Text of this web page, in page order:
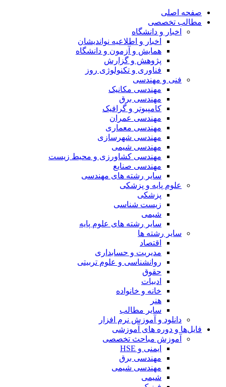
صفحه اصلی
مطالب تخصصی
اخبار و دانشگاه
اخبار و اطلاعیه نواندیشان
همایش و آزمون و دانشگاه
پژوهش و گزارش
فناوری و تکنولوژی روز
فنی و مهندسی
مهندسی مکانیک
مهندسی برق
کامپیوتر و گرافیک
مهندسی عمران
مهندسی معماری
مهندسی شهرسازی
مهندسی شیمی
مهندسی کشاورزی و محیط زیست
مهندسی صنایع
سایر رشته های مهندسی
علوم پایه و پزشکی
پزشکی
زیست شناسی
شیمی
سایر رشته های علوم پایه
سایر رشته ها
اقتصاد
مدیریت و حسابداری
روانشناسی و علوم تربیتی
حقوق
ادبیات
خانه و خانواده
هنر
سایر مطالب
دانلود و آموزش نرم افزار
فایل‌ها و دوره های آموزشی
آموزش مباحث تخصصی
ایمنی و HSE
مهندسی برق
مهندسی شیمی
شیمی